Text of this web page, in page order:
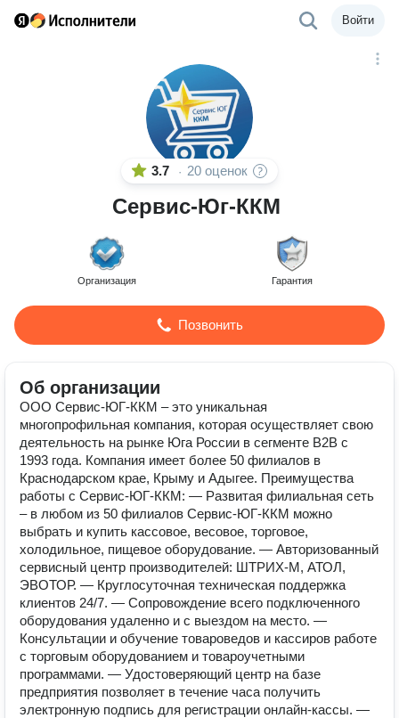
Войти
3.7 · 20 оценок
Сервис-Юг-ККМ
Организация Гарантия
Позвонить
Об организации
ООО Сервис-ЮГ-ККМ – это уникальная
многопрофильная компания, которая осуществляет свою
деятельность на рынке Юга России в сегменте B2B с
1993 года. Компания имеет более 50 филиалов в
Краснодарском крае, Крыму и Адыгее. Преимущества
работы с Сервис-ЮГ-ККМ: — Развитая филиальная сеть
– в любом из 50 филиалов Сервис-ЮГ-ККМ можно
выбрать и купить кассовое, весовое, торговое,
холодильное, пищевое оборудование. — Авторизованный
сервисный центр производителей: ШТРИХ-М, АТОЛ,
ЭВОТОР. — Круглосуточная техническая поддержка
клиентов 24/7. — Сопровождение всего подключенного
оборудования удаленно и с выездом на место. —
Консультации и обучение товароведов и кассиров работе
с торговым оборудованием и товароучетными
программами. — Удостоверяющий центр на базе
предприятия позволяет в течение часа получить
электронную подпись для регистрации онлайн-кассы. —